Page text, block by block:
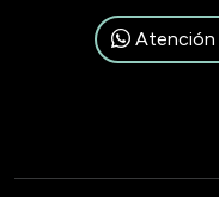
Atención